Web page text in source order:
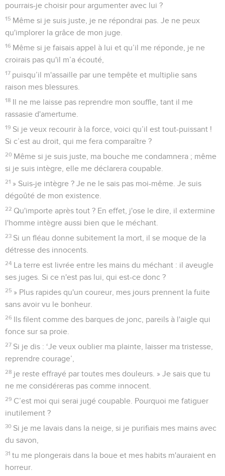
pourrais-je choisir pour argumenter avec lui ?
15 Même si je suis juste, je ne répondrai pas. Je ne peux
qu'implorer la grâce de mon juge.
16 Même si je faisais appel à lui et qu’il me réponde, je ne
croirais pas qu'il m’a écouté,
17 puisqu’il m'assaille par une tempête et multiplie sans
raison mes blessures.
18 Il ne me laisse pas reprendre mon souffle, tant il me
rassasie d'amertume.
19 Si je veux recourir à la force, voici qu’il est tout-puissant !
Si c’est au droit, qui me fera comparaître ?
20 Même si je suis juste, ma bouche me condamnera ; même
si je suis intègre, elle me déclarera coupable.
21 » Suis-je intègre ? Je ne le sais pas moi-même. Je suis
dégoûté de mon existence.
22 Qu'importe après tout ? En effet, j'ose le dire, il extermine
l'homme intègre aussi bien que le méchant.
23 Si un fléau donne subitement la mort, il se moque de la
détresse des innocents.
24 La terre est livrée entre les mains du méchant : il aveugle
ses juges. Si ce n'est pas lui, qui est-ce donc ?
25 » Plus rapides qu'un coureur, mes jours prennent la fuite
sans avoir vu le bonheur.
26 Ils filent comme des barques de jonc, pareils à l'aigle qui
fonce sur sa proie.
27 Si je dis : ‘Je veux oublier ma plainte, laisser ma tristesse,
reprendre courage’,
28 je reste effrayé par toutes mes douleurs. » Je sais que tu
ne me considéreras pas comme innocent.
29 C’est moi qui serai jugé coupable. Pourquoi me fatiguer
inutilement ?
30 Si je me lavais dans la neige, si je purifiais mes mains avec
du savon,
31 tu me plongerais dans la boue et mes habits m'auraient en
horreur.